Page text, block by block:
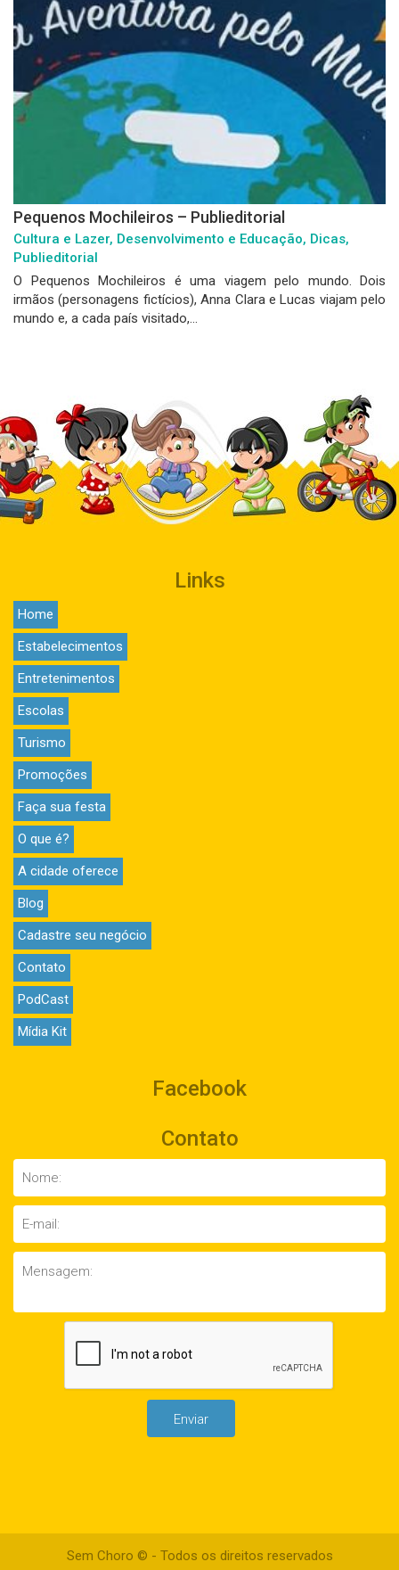
Pequenos Mochileiros – Publieditorial
Cultura e Lazer, Desenvolvimento e Educação, Dicas,
Publieditorial
O Pequenos Mochileiros é uma viagem pelo mundo. Dois
irmãos (personagens fictícios), Anna Clara e Lucas viajam pelo
mundo e, a cada país visitado,...
Links
Home
Estabelecimentos
Entretenimentos
Escolas
Turismo
Promoções
Faça sua festa
O que é?
A cidade oferece
Blog
Cadastre seu negócio
Contato
PodCast
Mídia Kit
Facebook
Contato
Sem Choro © - Todos os direitos reservados